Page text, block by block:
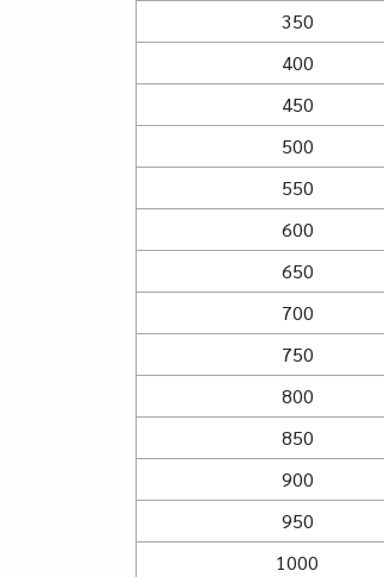
350
400
450
500
550
600
650
700
750
800
850
900
950
1000